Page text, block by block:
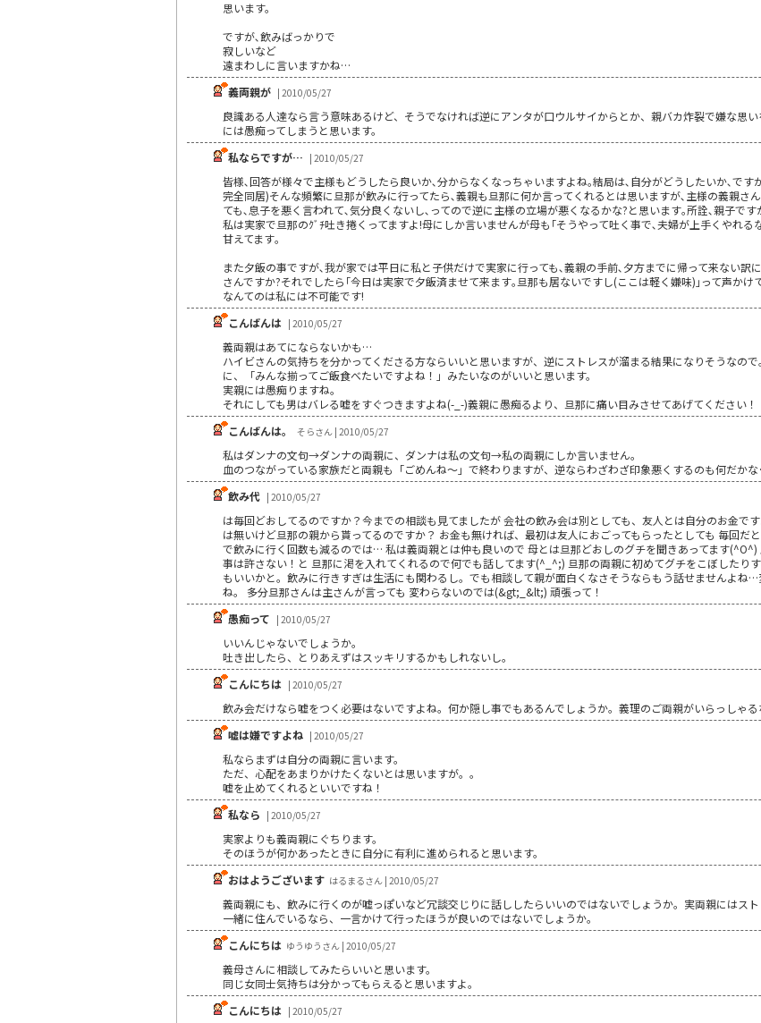
思います。
ですが､飲みばっかりで
寂しいなど
遠まわしに言いますかね…
義両親が | 2010/05/27
良識ある人達なら言う意味あるけど、そうでなければ逆にアンタが口ウルサイからとか、親バカ炸裂で嫌な思
には愚痴ってしまうと思います。
私ならですが… | 2010/05/27
皆様､回答が様々で主様もどうしたら良いか､分からなくなっちゃいますよね｡結局は､自分がどうしたいか､で
完全同居)そんな頻繁に旦那が飲みに行ってたら､義親も旦那に何か言ってくれるとは思いますが､主様の義親さ
ても､息子を悪く言われて､気分良くないし､ってので逆に主様の立場が悪くなるかな?と思います｡所詮､親子で
私は実家で旦那のｸﾞﾁ吐き捲くってますよ!母にしか言いませんが母も｢そうやって吐く事で､夫婦が上手くやれ
甘えてます｡
また夕飯の事ですが､我が家では平日に私と子供だけで実家に行っても､義親の手前､夕方までに帰って来ない
さんですか?それでしたら｢今日は実家で夕飯済ませて来ます｡旦那も居ないですし(ここは軽く嫌味)｣って声か
なんてのは私には不可能です!
こんばんは | 2010/05/27
義両親はあてにならないかも…
ハイビさんの気持ちを分かってくださる方ならいいと思いますが、逆にストレスが溜まる結果になりそうなの
に、「みんな揃ってご飯食べたいですよね！」みたいなのがいいと思います。
実親には愚痴りますね。
それにしても男はバレる嘘をすぐつきますよね(-_-)義親に愚痴るより、旦那に痛い目みさせてあげてください！
こんばんは。
そらさん | 2010/05/27
私はダンナの文句→ダンナの両親に、ダンナは私の文句→私の両親にしか言いません。
血のつながっている家族だと両親も「ごめんね～」で終わりますが、逆ならわざわざ印象悪くするのも何だかな･
飲み代 | 2010/05/27
は毎回どおしてるのですか？今までの相談も見てましたが 会社の飲み会は別としても、友人とは自分のお金で
は無いけど旦那の親から貰ってるのですか？ お金も無ければ、最初は友人におごってもらったとしても 毎回だ
で飲みに行く回数も減るのでは… 私は義両親とは仲も良いので 母とは旦那どおしのグチを聞きあってます
事は許さない！と 旦那に渇を入れてくれるので何でも話してます(^_^;) 旦那の両親に初めてグチをこぼしたり
もいいかと。飲みに行きすぎは生活にも関わるし。でも相談して親が面白くなさそうならもう話せませんよね
ね。 多分旦那さんは主さんが言っても 変わらないのでは(&gt;_&lt;) 頑張って！
愚痴って | 2010/05/27
いいんじゃないでしょうか。
吐き出したら、とりあえずはスッキリするかもしれないし。
こんにちは | 2010/05/27
飲み会だけなら嘘をつく必要はないですよね。何か隠し事でもあるんでしょうか。義理のご両親がいらっしゃる
嘘は嫌ですよね | 2010/05/27
私ならまずは自分の両親に言います。
ただ、心配をあまりかけたくないとは思いますが。。
嘘を止めてくれるといいですね！
私なら | 2010/05/27
実家よりも義両親にぐちります。
そのほうが何かあったときに自分に有利に進められると思います。
おはようございます はるまるさん | 2010/05/27
義両親にも、飲みに行くのが嘘っぽいなど冗談交じりに話ししたらいいのではないでしょうか。実両親にはス
一緒に住んでいるなら、一言かけて行ったほうが良いのではないでしょうか。
こんにちは ゆうゆうさん | 2010/05/27
義母さんに相談してみたらいいと思います。
同じ女同士気持ちは分かってもらえると思いますよ。
こんにちは | 2010/05/27